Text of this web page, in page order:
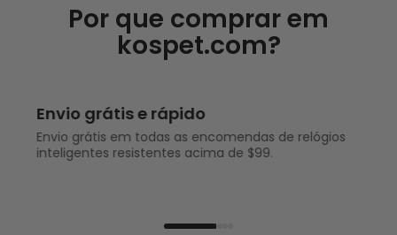
Por que comprar em
kospet.com?
Garantia de Reembolso
Garantia de satisfação de 7 dias em todos os
smartwatches KOSPET.